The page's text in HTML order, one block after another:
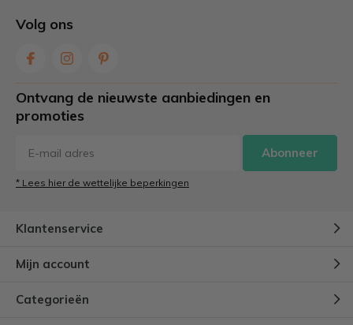
Volg ons
Ontvang de nieuwste aanbiedingen en
promoties
Abonneer
* Lees hier de wettelijke beperkingen
Klantenservice
Mijn account
Categorieën